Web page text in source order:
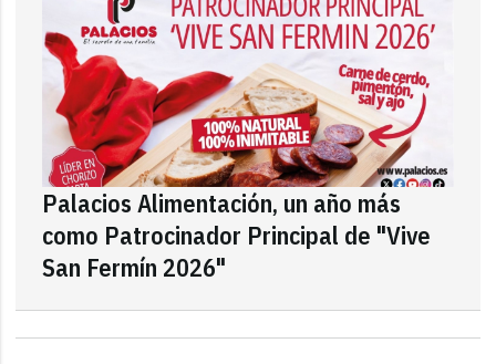
Palacios Alimentación, un año más
como Patrocinador Principal de "Vive
San Fermín 2026"